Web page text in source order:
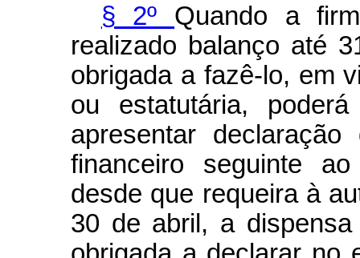
§ 2º Quando a
realizado balanço até
obrigada a fazê-lo, em
ou estatutária,
apresentar
financeiro seguinte
desde que requeira à
30 de abril, a